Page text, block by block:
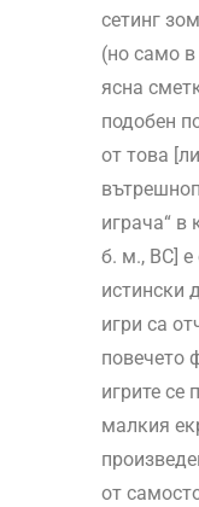
сетинг
(но само
ясна
подобен
от това
играча“ в
б. м., ВС] е
истински
игри са
повечето
игрите се
малкия
от